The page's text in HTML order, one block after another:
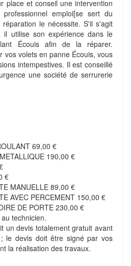
place et conseil une intervention
emploi[se sert du
le nécessite. S'il s'agit
il utilise son expérience dans le
Écouis afin de la réparer.
vos volets en panne Écouis, vous
intempestives. Il est conseillé
une société de serrurerie
69,00 €
190,00 €
€
MANUELLE 89,00 €
AVEC PERCEMENT 150,00 €
DE PORTE 230,00 €
technicien.
un devis totalement gratuit avant
le devis doit être signé par vos
la réalisation des travaux.